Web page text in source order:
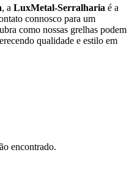
, a LuxMetal-Serralharia é a
connosco para um
como nossas grelhas podem
qualidade e estilo em
encontrado.